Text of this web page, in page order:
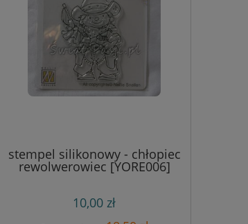
stempel silikonowy - chłopiec
rewolwerowiec [YORE006]
10,00 zł